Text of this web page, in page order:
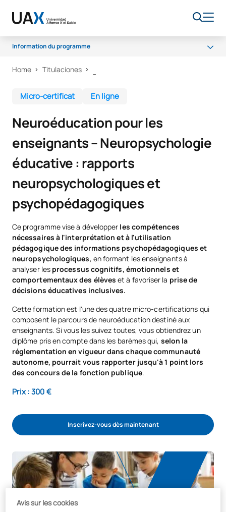
Information du programme
Pourquoi UAX ?
Home Titulaciones
Micro-certificat En ligne
Neuroéducation pour les
enseignants – Neuropsychologie
éducative : rapports
neuropsychologiques et
psychopédagogiques
Ce programme vise à développer les compétences
nécessaires à l'interprétation et à l'utilisation
pédagogique des informations psychopédagogiques et
neuropsychologiques, en formant les enseignants à
analyser les processus cognitifs, émotionnels et
comportementaux des élèveset à favoriser la prise de
décisions éducatives inclusives.
Cette formation est l'une des quatre micro-certifications qui
composent le parcours de neuroéducation destiné aux
enseignants. Si vous les suivez toutes, vous obtiendrez un
diplôme pris en compte dans les barèmes qui, selon la
réglementation en vigueur dans chaque communauté
autonome, pourrait vous rapporter jusqu'à 1 point lors
des concours de la fonction publique.
Prix : 300 €
Inscrivez-vous dès maintenant
Avis sur les cookies